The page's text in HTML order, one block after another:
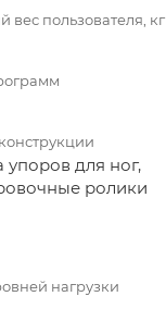
пользователя, кг
упоров для ног,
ролики
нагрузки